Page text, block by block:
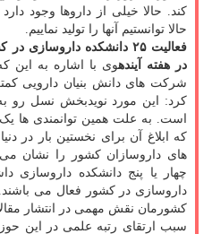
کند. حالا خیلی از داروها وجود
حالا توانستیم آنها را تولید نماییم.
فعالیت ۲۵ دانشکده داروسازی در کشور
در هفته آیندهوی با اشاره به این
کرد: این مورد نویدبخش نسل رو
است. به علت همین توانمندی ها
که ابلاغ آن برای نخستین بار در
داروسازی در کشور فعال می
کشورمان نقش مهمی در انتشار
سبب ارتقای رتبه علمی در این